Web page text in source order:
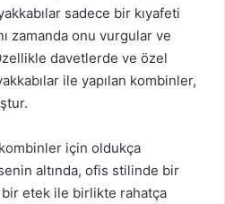
sadece bir kıyafeti
zamanda onu vurgular ve
davetlerde ve özel
ile yapılan kombinler,
için oldukça
altında, ofis stilinde bir
etek ile birlikte rahatça